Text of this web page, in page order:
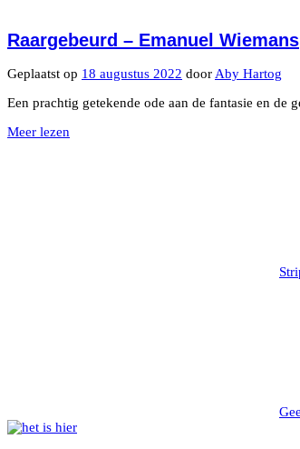
Raargebeurd – Emanuel Wiemans
Geplaatst op 18 augustus 2022 door Aby Hartog
Een prachtig getekende ode aan de fantasie en de
Meer lezen